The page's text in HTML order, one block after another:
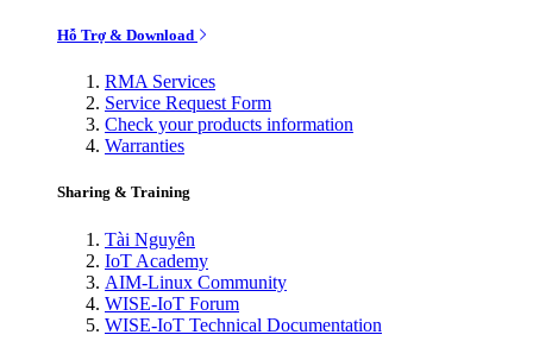
Hỗ Trợ & Download
RMA Services
Service Request Form
Check your products information
Warranties
Sharing & Training
Tài Nguyên
IoT Academy
AIM-Linux Community
WISE-IoT Forum
WISE-IoT Technical Documentation